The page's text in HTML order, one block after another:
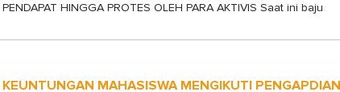
PENDAPAT HINGGA PROTES OLEH PARA AKTIVIS Saat ini baju
KEUNTUNGAN MAHASISWA MENGIKUTI PENGAPDIAN